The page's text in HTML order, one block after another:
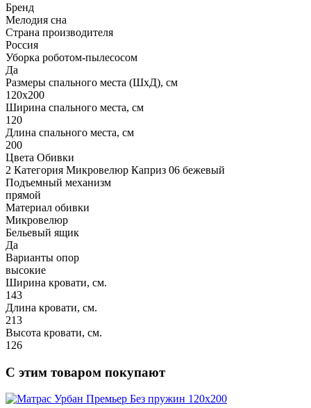
Бренд
Мелодия сна
Страна производителя
Россия
Уборка роботом-пылесосом
Да
Размеры спального места (ШхД), см
120х200
Ширина спального места, см
120
Длина спального места, см
200
Цвета Обивки
2 Категория Микровелюр Каприз 06 бежевый
Подъемный механизм
прямой
Материал обивки
Микровелюр
Бельевый ящик
Да
Варианты опор
высокие
Ширина кровати, см.
143
Длина кровати, см.
213
Высота кровати, см.
126
С этим товаром покупают